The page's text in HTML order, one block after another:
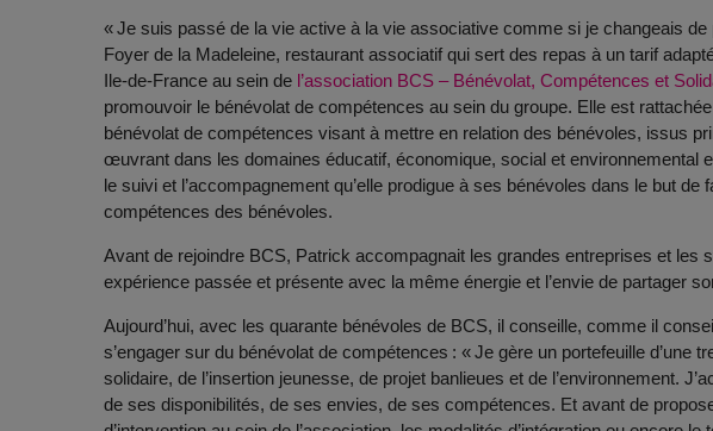
« Je suis passé de la vie active à la vie associative comme si je changeais
Foyer de la Madeleine, restaurant associatif qui sert des repas à un tarif
Ile-de-France au sein de l’association BCS – Bénévolat, Compétences et
promouvoir le bénévolat de compétences au sein du groupe. Elle est
bénévolat de compétences visant à mettre en relation des bénévoles, issus
œuvrant dans les domaines éducatif, économique, social et environnemental
le suivi et l’accompagnement qu’elle prodigue à ses bénévoles dans le but
compétences des bénévoles.
Avant de rejoindre BCS, Patrick accompagnait les grandes entreprises et
expérience passée et présente avec la même énergie et l’envie de partager
Aujourd’hui, avec les quarante bénévoles de BCS, il conseille, comme il
s’engager sur du bénévolat de compétences : « Je gère un portefeuille
solidaire, de l’insertion jeunesse, de projet banlieues et de l’environnement.
de ses disponibilités, de ses envies, de ses compétences. Et avant de